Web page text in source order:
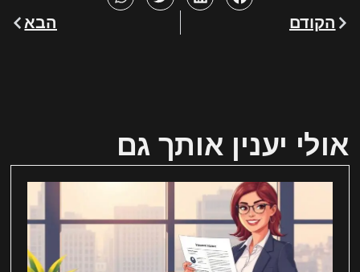
הקודם הבא
אולי יענין אותך גם